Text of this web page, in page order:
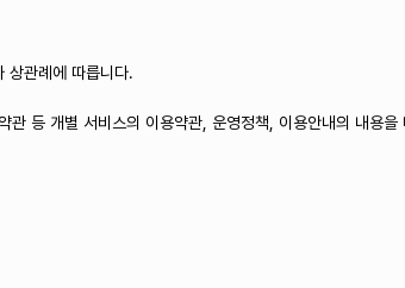
상관례에 따릅니다.
관 등 개별 서비스의 이용약관, 운영정책, 이용안내의 내용을